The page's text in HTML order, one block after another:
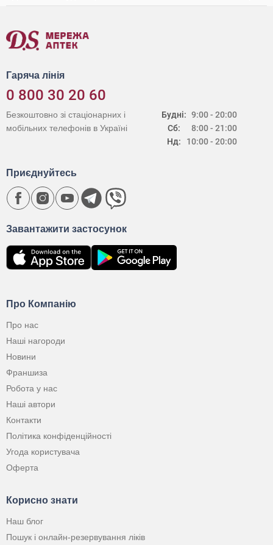
Гаряча лінія
0 800 30 20 60
Будні:
Сб:
Нд:
9:00 - 20:00
8:00 - 21:00
10:00 - 20:00
Безкоштовно зі стаціонарних і
мобільних телефонів в Україні
Про Компанію
Про нас
Наші нагороди
Новини
Франшиза
Робота у нас
Наші автори
Контакти
Політика конфіденційності
Угода користувача
Оферта
Корисно знати
Наш блог
Пошук і онлайн-резервування ліків
Завантажити застосунок
Приєднуйтесь